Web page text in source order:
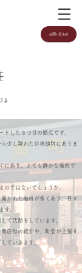
お問い合わせ
き
トした３つ目の拠点です。
少し離れた谷地頭町にありま
にあり、とても静かな場所で
のではないでしょうか。
かれた場所が多くあり、日々
す。
て活動をしています。
店街の紹介や、町会が主催す
ていきます。